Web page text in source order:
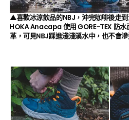
▲喜歡冰涼飲品的NBJ，沖完咖啡後走
HOKA Anacapa 使用 GORE-TEX 防水
革，可見NBJ踩進淺淺溪水中，也不會滲